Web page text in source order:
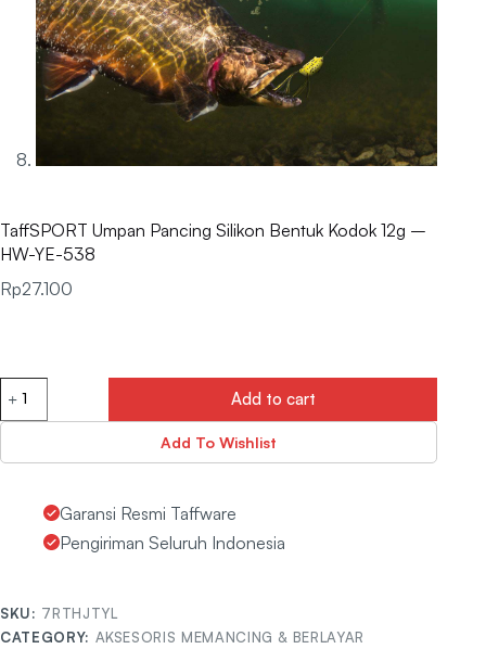
TaffSPORT Umpan Pancing Silikon Bentuk Kodok 12g –
HW-YE-538
Rp27.100
Add to cart
Add To Wishlist
Garansi Resmi Taffware
Pengiriman Seluruh Indonesia
SKU: 7RTHJTYL
CATEGORY: AKSESORIS MEMANCING & BERLAYAR